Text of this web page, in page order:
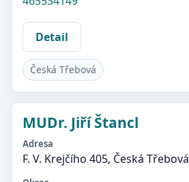
Detail
Česká Třebová
MUDr. Jiří Štancl
Adresa
F. V. Krejčího 405, Česká Třebová